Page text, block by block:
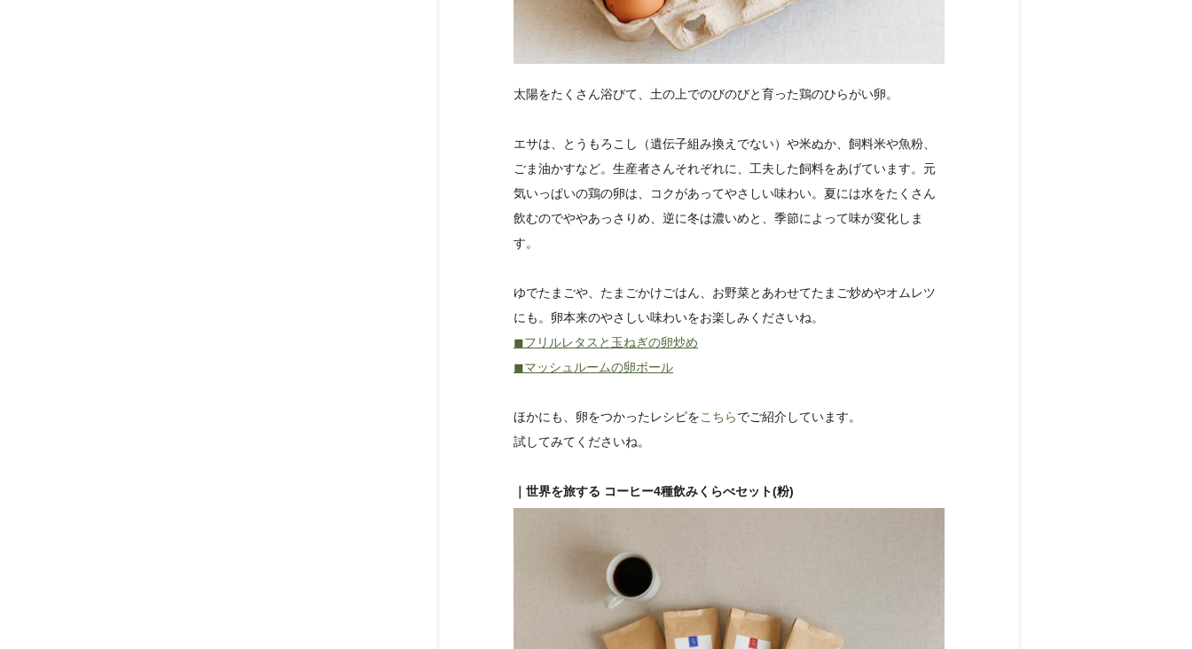
太陽をたくさん浴びて、土の上でのびのびと育った鶏のひらがい卵。
エサは、とうもろこし（遺伝子組み換えでない）や米ぬか、飼料米や魚粉、
ごま油かすなど。生産者さんそれぞれに、工夫した飼料をあげています。元
気いっぱいの鶏の卵は、コクがあってやさしい味わい。夏には水をたくさん
飲むのでややあっさりめ、逆に冬は濃いめと、季節によって味が変化しま
す。
ゆでたまごや、たまごかけごはん、お野菜とあわせてたまご炒めやオムレツ
にも。卵本来のやさしい味わいをお楽しみくださいね。
◼︎フリルレタスと玉ねぎの卵炒め
◼︎マッシュルームの卵ボール
ほかにも、卵をつかったレシピをこちらでご紹介しています。
試してみてくださいね。
｜世界を旅する コーヒー4種飲みくらべセット(粉)